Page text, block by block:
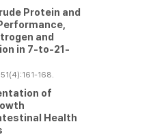
Protein and
and
in 7-to-21-
168.
of
Health